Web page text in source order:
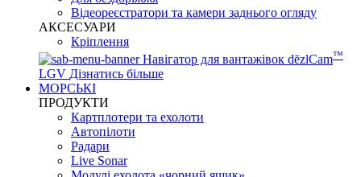
Відеореєстратори та камери заднього огляду
АКСЕСУАРИ
Кріплення
Навігатор для вантажівок dēzlCam™
LGV Дізнатись більше
МОРСЬКІ
ПРОДУКТИ
Картплотери та ехолоти
Автопілоти
Радари
Live Sonar